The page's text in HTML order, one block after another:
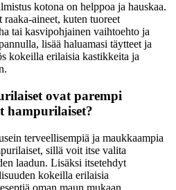
kotona on helppoa ja hauskaa.
aineet, kuten tuoreet
tai kasvipohjainen vaihtoehto ja
lisää haluamasi täytteet ja
kokeilla erilaisia kastikkeita ja
ovat parempi
hampurilaiset?
terveellisempiä ja maukkaampia
sillä voit itse valita
laadun. Lisäksi itsetehdyt
kokeilla erilaisia
oman maun mukaan.